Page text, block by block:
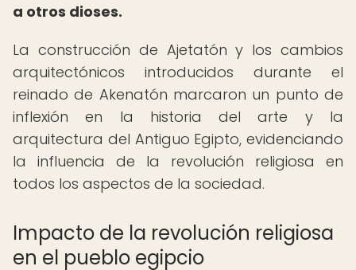
a otros dioses.
La construcción de Ajetatón y los cambios
arquitectónicos introducidos durante el
reinado de Akenatón marcaron un punto de
inflexión en la historia del arte y la
arquitectura del Antiguo Egipto, evidenciando
la influencia de la revolución religiosa en
todos los aspectos de la sociedad.
Impacto de la revolución religiosa
en el pueblo egipcio